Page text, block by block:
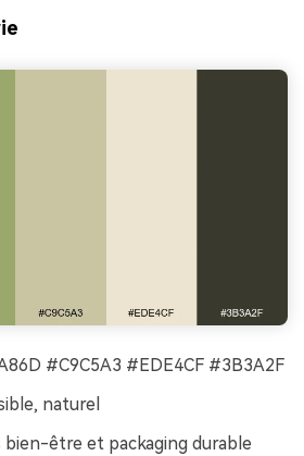
#C9C5A3 #EDE4CF #3B3A2F
naturel
bien-être et packaging durable